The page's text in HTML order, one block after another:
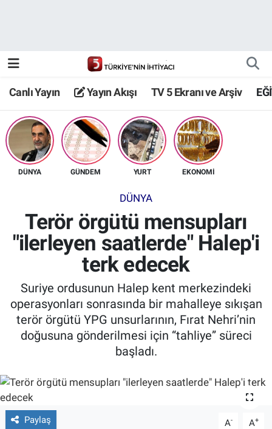
Canlı Yayın Yayın Akışı TV 5 Ekranı ve Arşiv
DÜNYA GÜNDEM YURT EKONOMİ
DÜNYA
Terör örgütü mensupları
"ilerleyen saatlerde" Halep'i
terk edecek
Suriye ordusunun Halep kent merkezindeki
operasyonları sonrasında bir mahalleye sıkışan
terör örgütü YPG unsurlarının, Fırat Nehri’nin
doğusuna gönderilmesi için “tahliye” süreci
başladı.
Paylaş A- A+
TV 5 Ekranı ve Arşiv